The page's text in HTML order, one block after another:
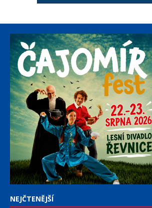
NEJČTENĚJŠÍ